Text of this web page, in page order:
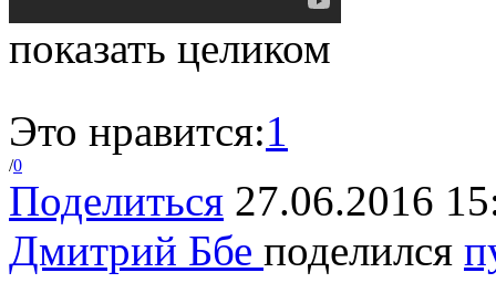
показать целиком
Это нравится:1
/0
Поделиться 27.06.2016
Дмитрий Ббе поделился